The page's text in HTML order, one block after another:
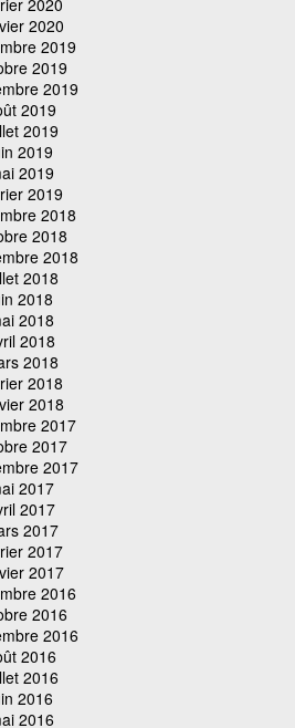
2020
2019
2019
2019
2019
2019
2019
2019
2019
2018
2018
2018
2018
2018
2018
2018
2018
2018
2018
2017
2017
2017
2017
2017
2017
2017
2017
2016
2016
2016
2016
2016
2016
2016